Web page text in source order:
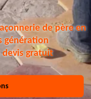
de père en
génération
devis gratuit